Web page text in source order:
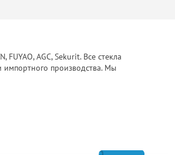
AGC, Sekurit. Все стекла
импортного производства. Мы